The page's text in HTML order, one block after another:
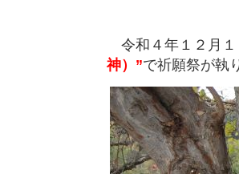
令和４年１２月１
神）”で祈願祭が執